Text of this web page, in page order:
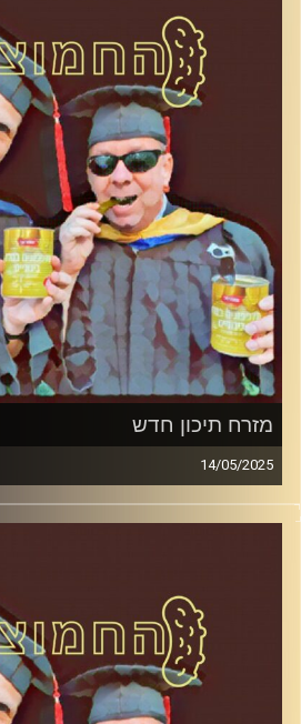
קרדיט תמונות:AudioVersity
מזרח תיכון חדש
14/05/2025
המערכת הפוליטית על ספת
דוד ופרופסור גלעד הירשברגר
קרדיט תמונות:AudioVersity